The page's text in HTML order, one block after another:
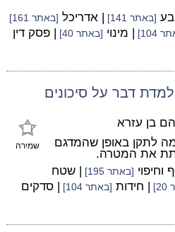
[באתר 141] | אדריכל [באתר 161]
104] | מינוי [באתר 40] | פסק דין
דבר על סיכונים
שמירה
בן עזרא
לתקן באופן שהמדגם
את המטרה.
וחיפוי [באתר 195] | שטח
| חידות [באתר 104] | סדקים